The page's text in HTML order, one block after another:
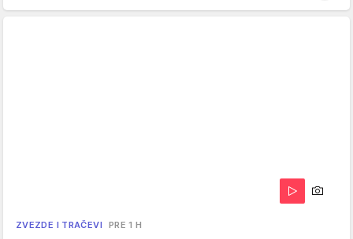
ZVEZDE I TRAČEVI PRE 1 H